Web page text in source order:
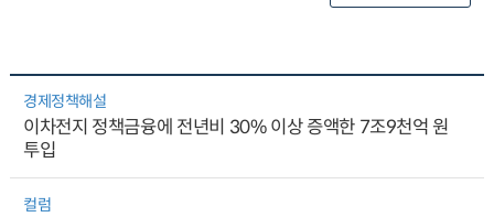
경제정책해설
이차전지 정책금융에 전년비 30% 이상 증액한 7조9천억 원
투입
컬럼